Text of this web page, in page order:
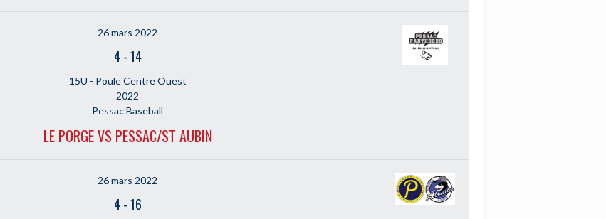
26 mars 2022
4-14
15U - Poule Centre Ouest
2022
Pessac Baseball
LE PORGE VS PESSAC/ST AUBIN
26 mars 2022
4-16